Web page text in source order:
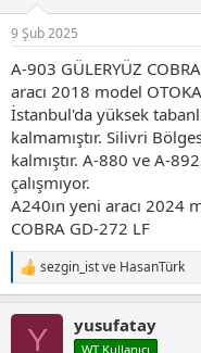
9 Şub 2025
A-903 GÜLERYÜZ
aracı 2018 model
İstanbul'da yüksek
kalmamıştır. Silivri
kalmıştır. A-880 ve A-
çalışmıyor.
A240ın yeni aracı 2024
COBRA GD-272 LF
T
e
sezgin_istve HasanTürk
Y yusufatay
WT Kullanıcı